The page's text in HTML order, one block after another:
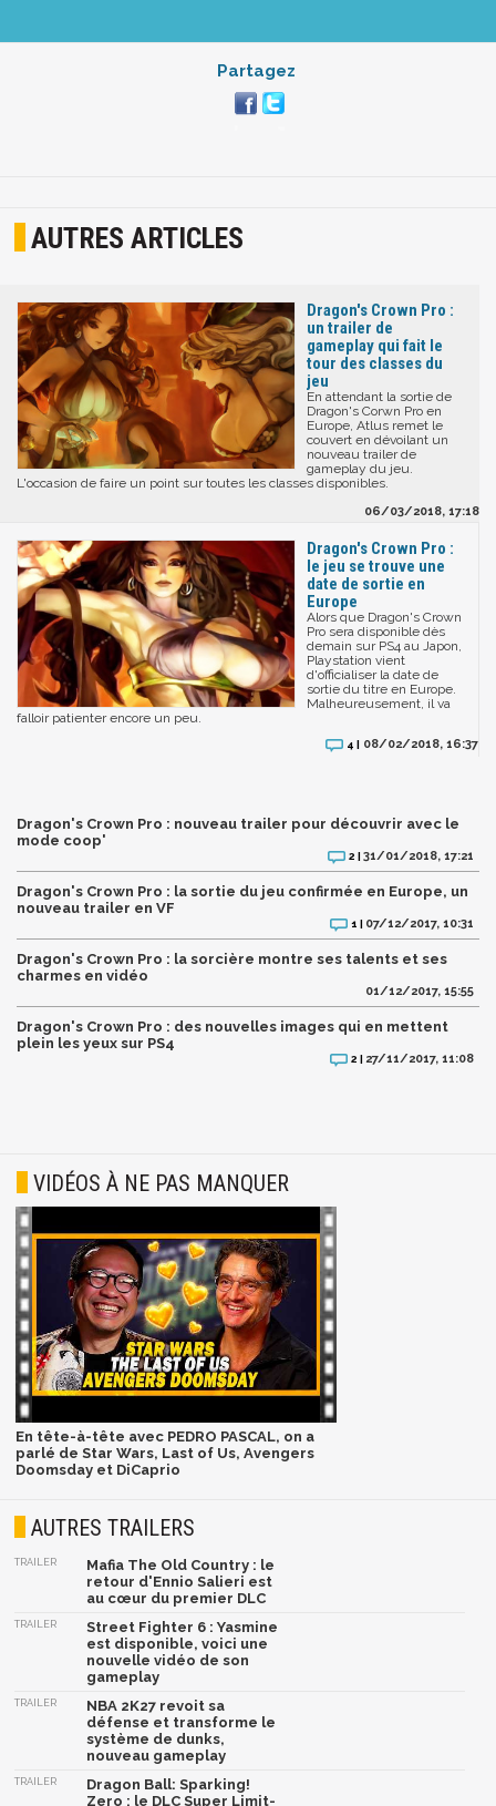
Partagez
AUTRES ARTICLES
Dragon's Crown Pro :
un trailer de
gameplay qui fait le
tour des classes du
jeu
En attendant la sortie de
Dragon's Corwn Pro en
Europe, Atlus remet le
couvert en dévoilant un
nouveau trailer de
gameplay du jeu.
L'occasion de faire un point sur toutes les classes disponibles.
06/03/2018, 17:18
Dragon's Crown Pro :
le jeu se trouve une
date de sortie en
Europe
Alors que Dragon's Crown
Pro sera disponible dès
demain sur PS4 au Japon,
Playstation vient
d'officialiser la date de
sortie du titre en Europe.
Malheureusement, il va
falloir patienter encore un peu.
4 | 08/02/2018, 16:37
Dragon's Crown Pro : nouveau trailer pour découvrir avec le
mode coop'
2 | 31/01/2018, 17:21
Dragon's Crown Pro : la sortie du jeu confirmée en Europe, un
nouveau trailer en VF
1 | 07/12/2017, 10:31
Dragon's Crown Pro : la sorcière montre ses talents et ses
charmes en vidéo
01/12/2017, 15:55
Dragon's Crown Pro : des nouvelles images qui en mettent
plein les yeux sur PS4
2 | 27/11/2017, 11:08
VIDÉOS À NE PAS MANQUER
En tête-à-tête avec PEDRO PASCAL, on a
parlé de Star Wars, Last of Us, Avengers
Doomsday et DiCaprio
AUTRES TRAILERS
TRAILER
Mafia The Old Country : le
retour d'Ennio Salieri est
au cœur du premier DLC
TRAILER
Street Fighter 6 : Yasmine
est disponible, voici une
nouvelle vidéo de son
gameplay
TRAILER
NBA 2K27 revoit sa
défense et transforme le
système de dunks,
nouveau gameplay
TRAILER
Dragon Ball: Sparking!
Zero : le DLC Super Limit-